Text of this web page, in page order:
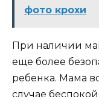
фото крохи
При наличии
еще более
ребенка. Мама
случае